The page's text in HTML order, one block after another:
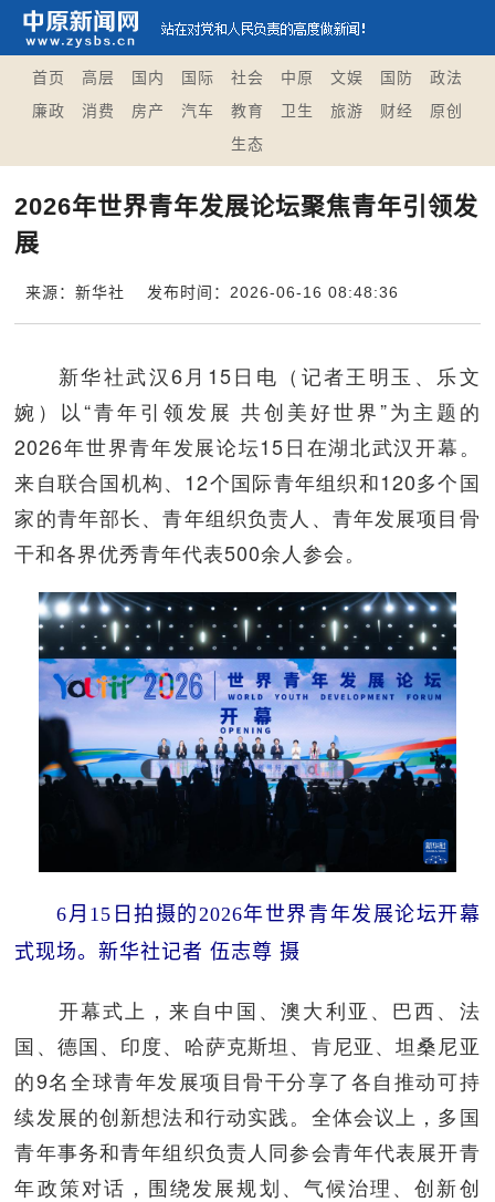
首页 高层 国内 国际 社会 中原 文娱 国防
政法
廉政
消费 房产 汽车 教育 卫生 旅游 财经
原创
生态
2026年世界青年发展论坛聚焦青年引领发
展
来源：新华社 发布时间：2026-06-16 08:48:36
新华社武汉6月15日电（记者王明玉、乐文
婉）以“青年引领发展 共创美好世界”为主题的
2026年世界青年发展论坛15日在湖北武汉开幕。
来自联合国机构、12个国际青年组织和120多个国
家的青年部长、青年组织负责人、青年发展项目骨
干和各界优秀青年代表500余人参会。
6月15日拍摄的2026年世界青年发展论坛开幕
式现场。新华社记者 伍志尊 摄
开幕式上，来自中国、澳大利亚、巴西、法
国、德国、印度、哈萨克斯坦、肯尼亚、坦桑尼亚
的9名全球青年发展项目骨干分享了各自推动可持
续发展的创新想法和行动实践。全体会议上，多国
青年事务和青年组织负责人同参会青年代表展开青
年政策对话，围绕发展规划、气候治理、创新创